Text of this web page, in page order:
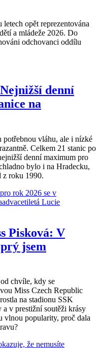
opět reprezentována
a mládeže 2026. Do
odchovanci oddílu
denní
na
potřebnou vláhu, ale i nízké
Celkem 21 stanic po
denní maximum pro
bylo i na Hradecku,
roku 1990.
Pisková: V
jsem
chvíle, kdy se
Miss Czech Republic
na stadionu SSK
v prestižní soutěži krásy
vlnou popularity, proč dala